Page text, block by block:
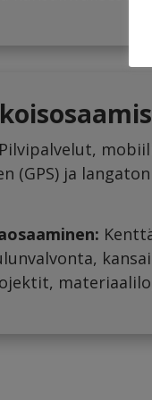
Pilvipalvelut,
(GPS) ja